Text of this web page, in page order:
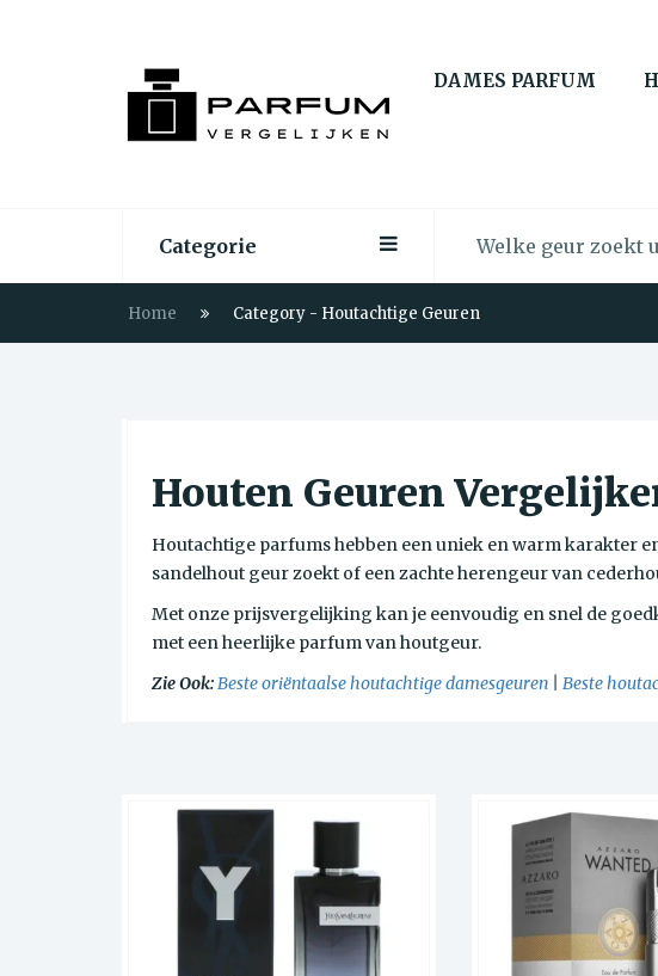
DAMES PARFUM
Categorie
Home Category - Houtachtige Geuren
Houten Geuren
Houtachtige parfums hebben een uniek en warm karakter
sandelhout geur zoekt of een zachte herengeur van
Met onze prijsvergelijking kan je eenvoudig en snel de
met een heerlijke parfum van houtgeur.
Zie Ook:Beste oriëntaalse houtachtige damesgeuren Beste